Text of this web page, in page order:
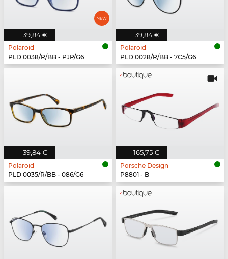
39,84 €
Polaroid
PLD 0038/R/BB - PJP/G6
39,84 €
Polaroid
PLD 0028/R/BB - 7C5/G6
39,84 €
Polaroid
PLD 0035/R/BB - 086/G6
165,75 €
Porsche Design
P8801 - B